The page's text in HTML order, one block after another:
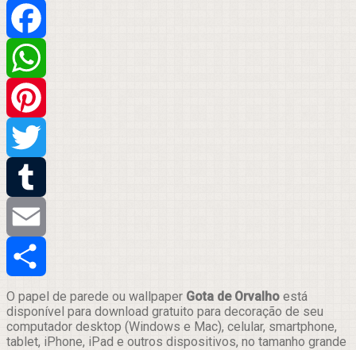
Facebook
WhatsApp
Pinterest
Twitter
Tumblr
Email
Compartilhar
O papel de parede ou wallpaper Gota de Orvalho está
disponível para download gratuito para decoração de seu
computador desktop (Windows e Mac), celular, smartphone,
tablet, iPhone, iPad e outros dispositivos, no tamanho grande